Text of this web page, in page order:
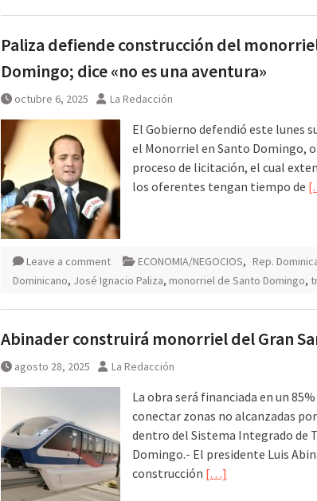
Paliza defiende construcción del
Domingo; dice «no es una aventura»
octubre 6, 2025 La Redacción
El Gobierno defendió este lunes
el Monorriel en Santo Domingo,
proceso de licitación, el cual
los oferentes tengan tiempo de
Leave a comment ECONOMIA/NEGOCIOS, Rep.
Dominicano, José Ignacio Paliza, monorriel de Santo Domingo,
Abinader construirá monorriel del Gran
agosto 28, 2025 La Redacción
La obra será financiada en un
conectar zonas no alcanzadas
dentro del Sistema Integrado de
Domingo.- El presidente Luis
construcción […]